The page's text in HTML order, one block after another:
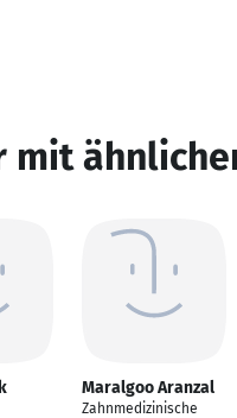
mit
Maralgoo Aranzal
Zahnmedizinische